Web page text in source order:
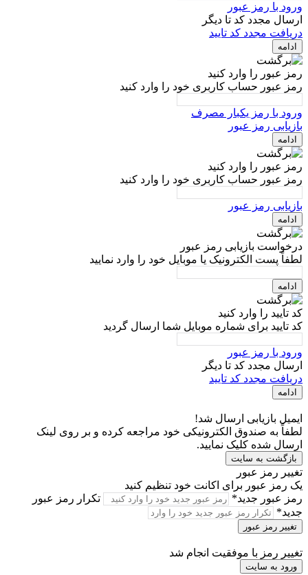
ورود با رمز عبور
ارسال مجدد کد تا دیگر
دریافت مجدد کد تایید
ادامه
رمز عبور را وارد کنید
رمز عبور حساب کاربری خود را وارد کنید
ورود با رمز یکبار مصرف
بازیابی رمز عبور
ادامه
رمز عبور را وارد کنید
رمز عبور حساب کاربری خود را وارد کنید
بازیابی رمز عبور
ادامه
درخواست بازیابی رمز عبور
لطفاً پست الکترونیک یا موبایل خود را وارد نمایید
ادامه
کد تایید را وارد کنید
کد تایید برای شماره موبایل شما ارسال گردید
ورود با رمز عبور
ارسال مجدد کد تا دیگر
دریافت مجدد کد تایید
ادامه
ایمیل بازیابی ارسال شد!
لطفاً به صندوق الکترونیکی خود مراجعه کرده و بر روی لینک
ارسال شده کلیک نمایید.
بازگشت به سایت
تغییر رمز عبور
یک رمز عبور برای اکانت خود تنظیم کنید
رمز عبور جدید*
تکرار رمز عبور
جدید*
تغییر رمز عبور
تغییر رمز با موفقیت انجام شد
ورود به سایت